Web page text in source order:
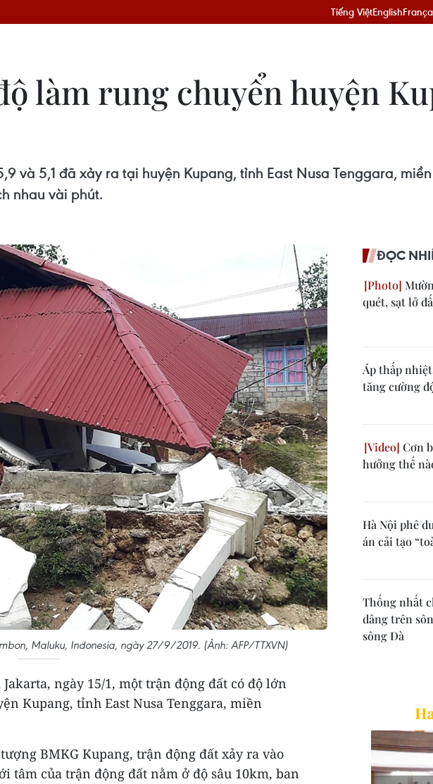
Tiếng ViệtEnglish
làm rung chuyển huyện
và 5,1 đã xảy ra tại huyện Kupang, tỉnh East Nusa Tenggara,
nhau vài phút.
Maluku, Indonesia, ngày 27/9/2019. (Ảnh: AFP/TTXVN)
ngày 15/1, một trận động đất có độ lớn
Kupang, tỉnh East Nusa Tenggara, miền
BMKG Kupang, trận động đất xảy ra vào
tâm của trận động đất nằm ở độ sâu 10km, ban
ĐỌC
quét, sạt lở
Áp thấp
tăng cường
Cơn
hưởng thế
Hà Nội phê
án cải tạo
Thống nhất
dâng trên
sông Đà